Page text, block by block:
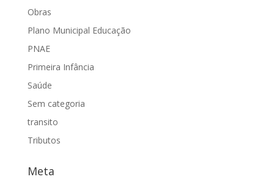
Obras
Plano Municipal Educação
PNAE
Primeira Infância
Saúde
Sem categoria
transito
Tributos
Meta